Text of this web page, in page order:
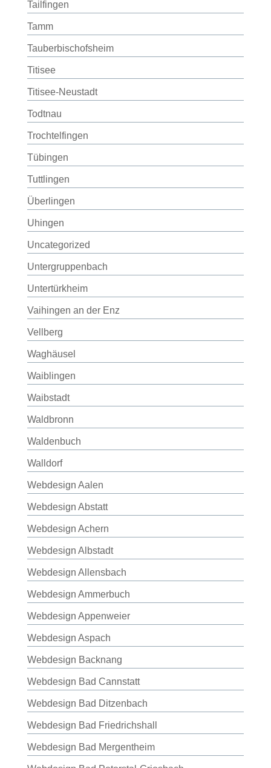
Tailfingen
Tamm
Tauberbischofsheim
Titisee
Titisee-Neustadt
Todtnau
Trochtelfingen
Tübingen
Tuttlingen
Überlingen
Uhingen
Uncategorized
Untergruppenbach
Untertürkheim
Vaihingen an der Enz
Vellberg
Waghäusel
Waiblingen
Waibstadt
Waldbronn
Waldenbuch
Walldorf
Webdesign Aalen
Webdesign Abstatt
Webdesign Achern
Webdesign Albstadt
Webdesign Allensbach
Webdesign Ammerbuch
Webdesign Appenweier
Webdesign Aspach
Webdesign Backnang
Webdesign Bad Cannstatt
Webdesign Bad Ditzenbach
Webdesign Bad Friedrichshall
Webdesign Bad Mergentheim